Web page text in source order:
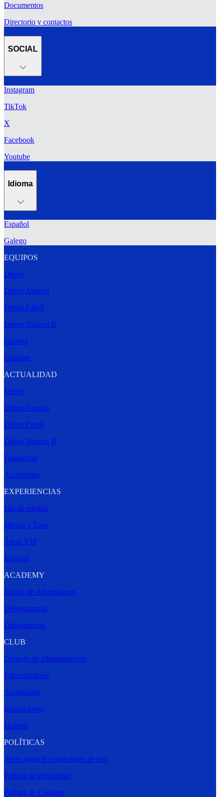
Documentos
Directorio y contactos
SOCIAL
Instagram
TikTok
X
Facebook
Youtube
Idioma
Español
Galego
EQUIPOS
Dépor
Dépor Abanca
Dépor Fabril
Dépor Abanca B
Cantera
Genuine
ACTUALIDAD
Dépor
Dépor Abanca
Dépor Fabril
Dépor Abanca B
Fundación
Accionistas
EXPERIENCIAS
Día de partido
Museo y Tour
Áreas VIP
Eventos
ACADEMY
Escola de Adestradores
Déporcampus
Déporescolas
CLUB
Consejo de administración
Patrocinadores
Accionistas
Instalaciones
Historia
POLÍTICAS
Aviso legal & condiciones de uso
Política de privacidad
Política de Cookies